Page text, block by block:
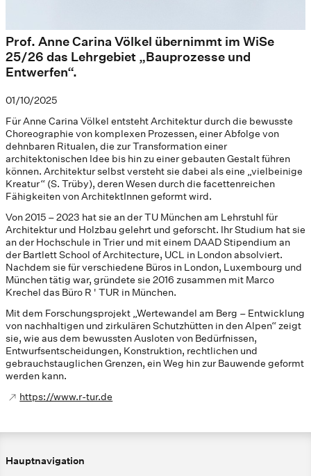
Prof. Anne Carina Völkel übernimmt im WiSe
25/26 das Lehrgebiet „Bauprozesse und
Entwerfen“.
01/10/2025
Für Anne Carina Völkel entsteht Architektur durch die bewusste
Choreographie von komplexen Prozessen, einer Abfolge von
dehnbaren Ritualen, die zur Transformation einer
architektonischen Idee bis hin zu einer gebauten Gestalt führen
können. Architektur selbst versteht sie dabei als eine „vielbeinige
Kreatur“ (S. Trüby), deren Wesen durch die facettenreichen
Fähigkeiten von ArchitektInnen geformt wird.
Von 2015 – 2023 hat sie an der TU München am Lehrstuhl für
Architektur und Holzbau gelehrt und geforscht. Ihr Studium hat sie
an der Hochschule in Trier und mit einem DAAD Stipendium an
der Bartlett School of Architecture, UCL in London absolviert.
Nachdem sie für verschiedene Büros in London, Luxembourg und
München tätig war, gründete sie 2016 zusammen mit Marco
Krechel das Büro R ' TUR in München.
Mit dem Forschungsprojekt „Wertewandel am Berg – Entwicklung
von nachhaltigen und zirkulären Schutzhütten in den Alpen“ zeigt
sie, wie aus dem bewussten Ausloten von Bedürfnissen,
Entwurfsentscheidungen, Konstruktion, rechtlichen und
gebrauchstauglichen Grenzen, ein Weg hin zur Bauwende geformt
werden kann.
https://www.r-tur.de
Hauptnavigation